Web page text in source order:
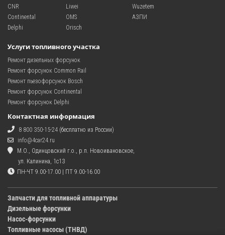
CNR
Continental
Delphi
Liwei
OMS
Orisch
Wuzetem
АЗПИ
Услуги топливного участка
Ремонт дизельных форсунок
Ремонт форсунок Common Rail
Ремонт пьезофорсунок Bosch
Ремонт форсунок Continental
Ремонт форсунок Delphi
Контактная информация
8 800 350-15-24 (бесплатно из России)
info@4car24.ru
М.О., Одинцовский г.о., р.п. Новоивановское,
ул. Калинина, 1с13
ПН-ЧТ 9.00-17.00 | ПТ 9.00-16.00
Запчасти для топливной аппаратуры
Дизельные форсунки
Насос-форсунки
Топливные насосы (ТНВД)